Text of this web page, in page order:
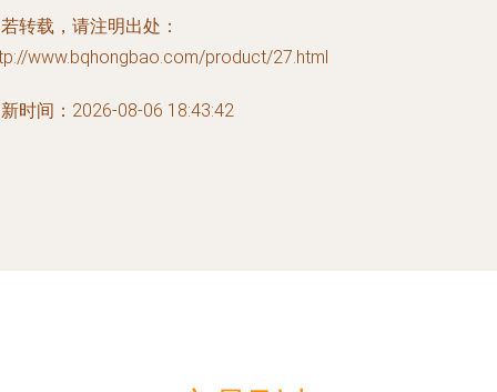
转载，请注明出处：
www.bqhongbao.com/product/27.html
时间：2026-08-06 18:43:42